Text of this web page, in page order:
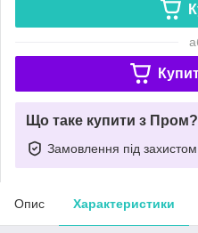
Що таке купити з Пром?
Замовлення під захистом
Опис Характеристики